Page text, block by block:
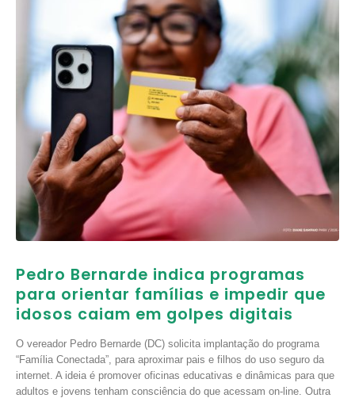
Pedro Bernarde indica programas
para orientar famílias e impedir que
idosos caiam em golpes digitais
O vereador Pedro Bernarde (DC) solicita implantação do programa
“Família Conectada”, para aproximar pais e filhos do uso seguro da
internet. A ideia é promover oficinas educativas e dinâmicas para que
adultos e jovens tenham consciência do que acessam on-line. Outra